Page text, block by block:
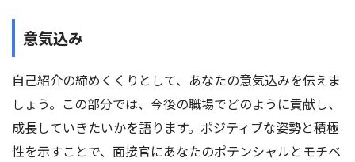
意気込み
自己紹介の締めくくりとして、あなたの意気込みを伝えま
しょう。この部分では、今後の職場でどのように貢献し、
成長していきたいかを語ります。ポジティブな姿勢と積極
性を示すことで、面接官にあなたのポテンシャルとモチベ